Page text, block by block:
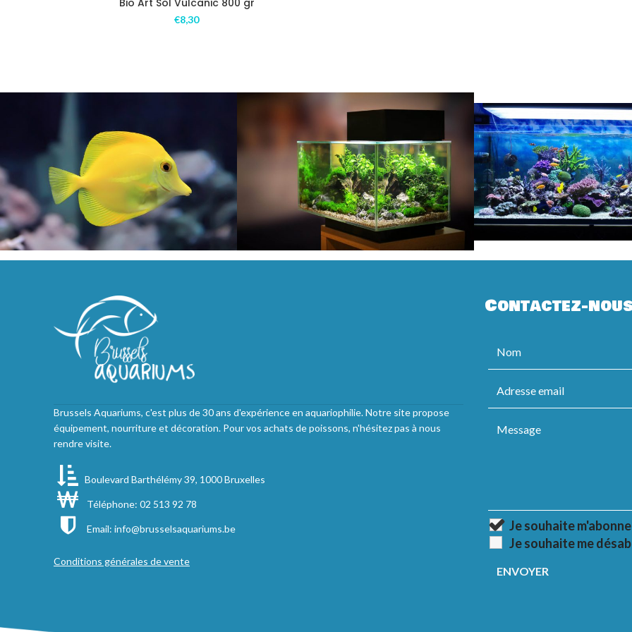
Bio Art Sol Vulcanic 800 gr
€8,30
Brussels Aquariums, c'est plus de 30 ans d'expérience en aquariophilie. Notre site propose
équipement, nourriture et décoration. Pour vos achats de poissons, n'hésitez pas à nous
rendre visite.
Boulevard Barthélémy 39, 1000 Bruxelles
Téléphone: 02 513 92 78
Email: info@brusselsaquariums.be
Conditions générales de vente
Contactez-
Je souhaite
Je souhaite me